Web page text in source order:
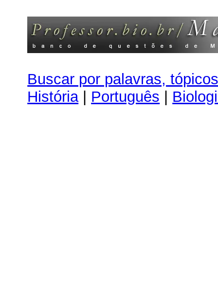
Buscar por palavras,
História| Português |